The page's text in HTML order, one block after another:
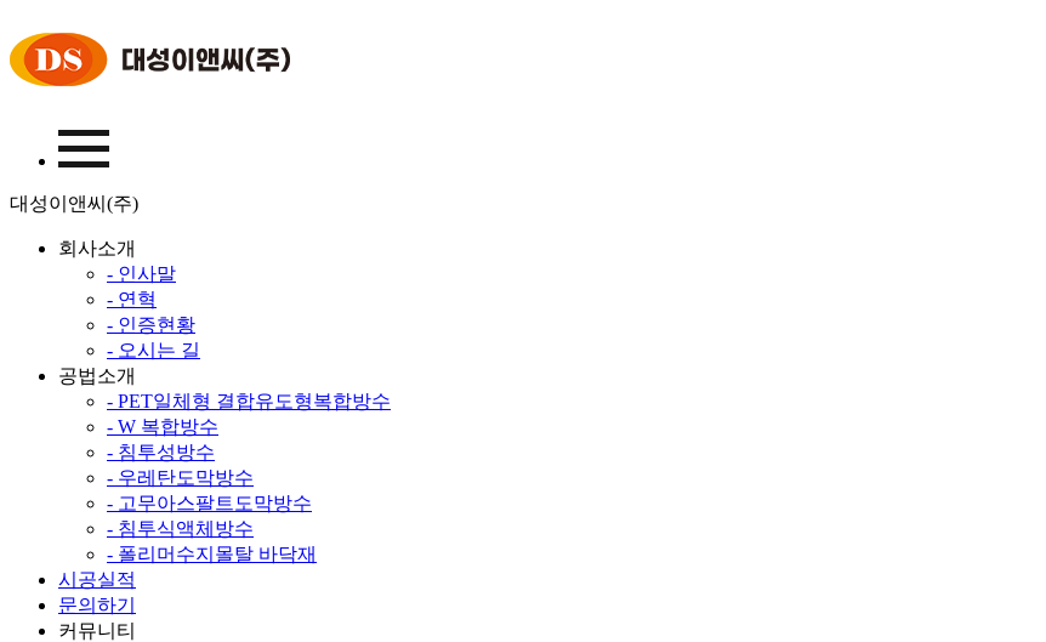
대성이앤씨(주)
회사소개
- 인사말
- 연혁
- 인증현황
- 오시는 길
공법소개
- PET일체형 결합유도형복합방수
- W 복합방수
- 침투성방수
- 우레탄도막방수
- 고무아스팔트도막방수
- 침투식액체방수
- 폴리머수지몰탈 바닥재
시공실적
문의하기
커뮤니티